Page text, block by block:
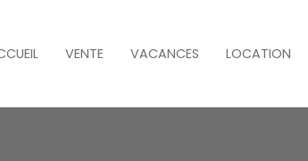
VENTE VACANCES LOCATION